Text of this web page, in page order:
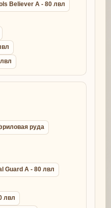
Believer A - 80 лвл
руда
Guard A - 80 лвл
лвл